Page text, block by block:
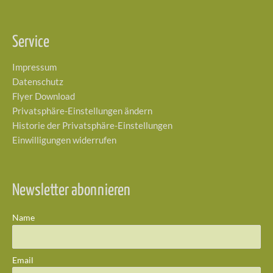
Service
Impressum
Datenschutz
Flyer Download
Privatsphäre-Einstellungen ändern
Historie der Privatsphäre-Einstellungen
Einwilligungen widerrufen
Newsletter abonnieren
Name
Email